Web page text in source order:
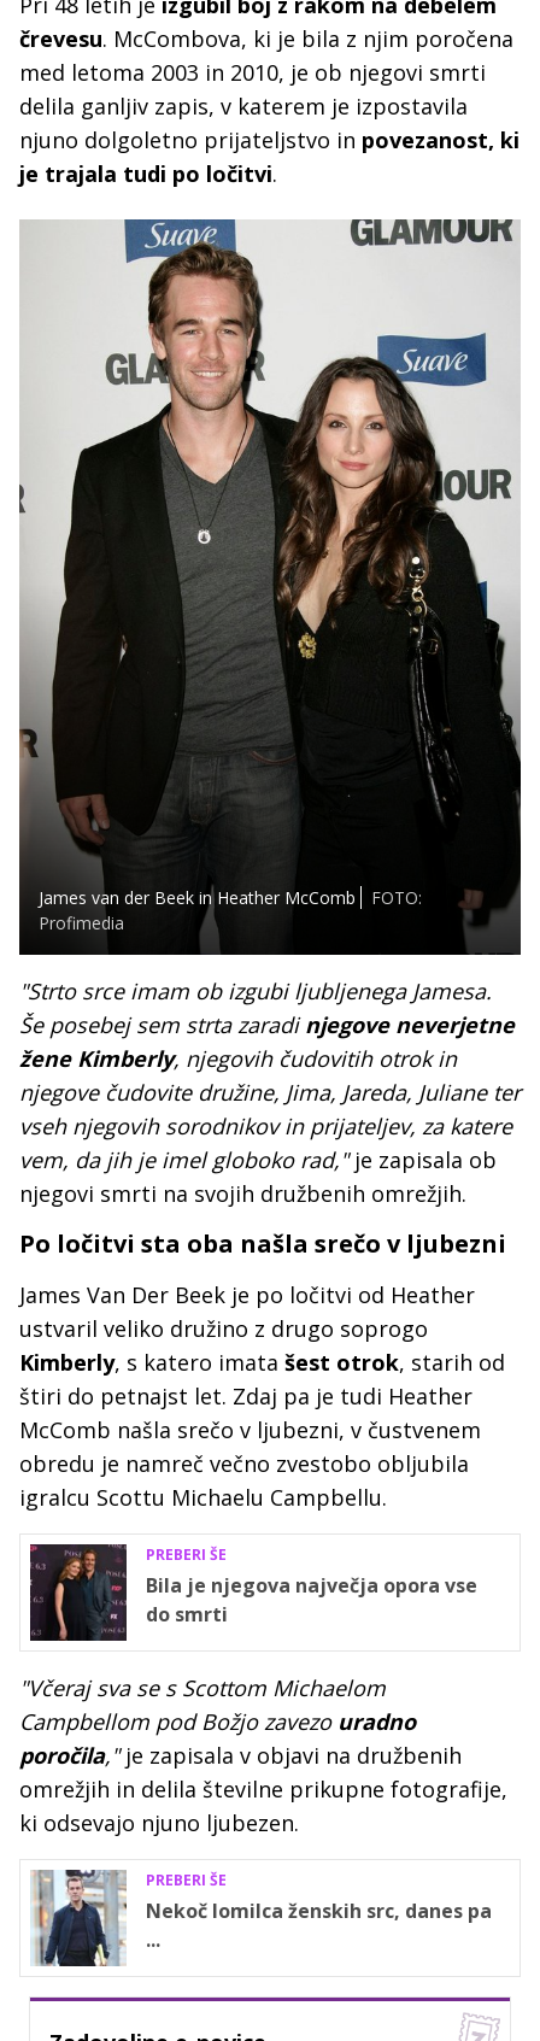
črevesu. McCombova, ki je bila z njim poročena
med letoma 2003 in 2010, je ob njegovi smrti
delila ganljiv zapis, v katerem je izpostavila
njuno dolgoletno prijateljstvo in povezanost, ki
je trajala tudi po ločitvi.
James van der Beek in Heather McComb
FOTO:
Profimedia
"Strto srce imam ob izgubi ljubljenega Jamesa.
Še posebej sem strta zaradinjegove neverjetne
žene Kimberly, njegovih čudovitih otrok in
njegove čudovite družine, Jima, Jareda, Juliane ter
vseh njegovih sorodnikov in prijateljev, za katere
vem, da jih je imel globoko rad,"je zapisala ob
njegovi smrti na svojih družbenih omrežjih.
Po ločitvi sta oba našla srečo v ljubezni
James Van Der Beek je po ločitvi od Heather
ustvaril veliko družino z drugo soprogo
Kimberly, s katero imata šest otrok, starih od
štiri do petnajst let. Zdaj pa je tudi Heather
McComb našla srečo v ljubezni, v čustvenem
obredu je namreč večno zvestobo obljubila
igralcu Scottu Michaelu Campbellu.
PREBERI ŠE
Bila je njegova največja opora vse
do smrti
"Včeraj sva se s Scottom Michaelom
Campbellom pod Božjo zavezo uradno
poročila,"je zapisala v objavi na družbenih
omrežjih in delila številne prikupne fotografije,
ki odsevajo njuno ljubezen.
PREBERI ŠE
Nekoč lomilca ženskih src, danes pa
...